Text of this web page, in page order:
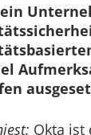
Okta ist